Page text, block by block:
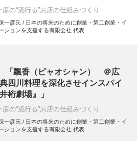
彦の“流行る”お店の仕組みづくり
一彦氏 / 日本の将来のために創業・第二創業・イ
ションを支援する有限会社 代表
「飄香（ピャオシャン） ＠広
四川料理を深化させインスパイ
桁劇場』」
彦の“流行る”お店の仕組みづくり
一彦氏 / 日本の将来のために創業・第二創業・イ
ションを支援する有限会社 代表